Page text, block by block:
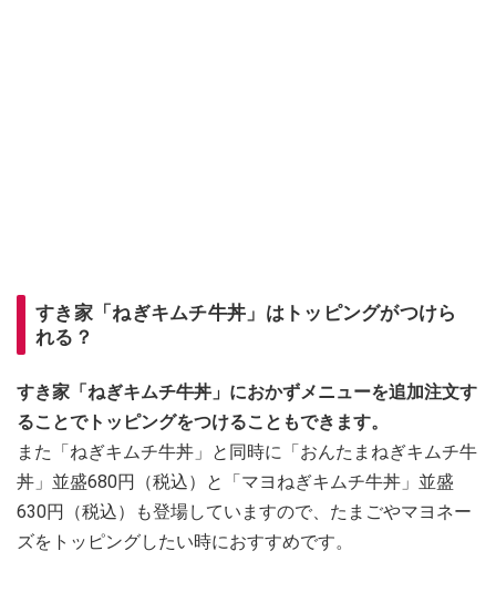
すき家「ねぎキムチ牛丼」はトッピングがつけら
れる？
すき家「ねぎキムチ牛丼」におかずメニューを追加注文す
ることでトッピングをつけることもできます。
また「ねぎキムチ牛丼」と同時に「おんたまねぎキムチ牛
丼」並盛680円（税込）と「マヨねぎキムチ牛丼」並盛
630円（税込）も登場していますので、たまごやマヨネー
ズをトッピングしたい時におすすめです。